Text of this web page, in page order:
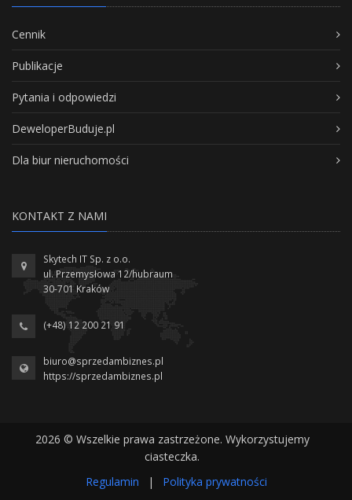
Cennik
Publikacje
Pytania i odpowiedzi
DeweloperBuduje.pl
Dla biur nieruchomości
KONTAKT Z NAMI
Skytech IT Sp. z o.o.
ul. Przemysłowa 12/hubraum
30-701 Kraków
(+48) 12 200 21 91
biuro@sprzedambiznes.pl
https://sprzedambiznes.pl
2026 © Wszelkie prawa zastrzeżone. Wykorzystujemy
ciasteczka.
Regulamin
| Polityka prywatności